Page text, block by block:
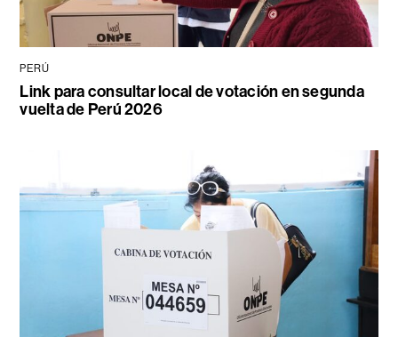
PERÚ
Link para consultar local de votación en segunda
vuelta de Perú 2026